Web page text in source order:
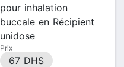
pour inhalation
buccale en Récipient
unidose
Prix
67 DHS